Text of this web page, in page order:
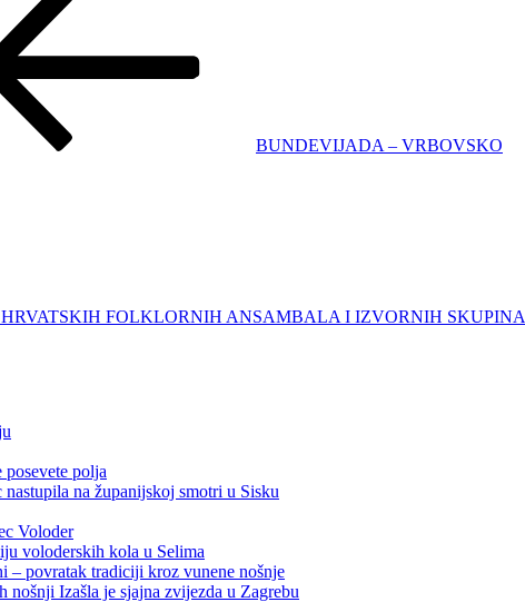
BUNDEVIJADA – VRBOVSKO
HRVATSKIH FOLKLORNIH ANSAMBALA I IZVORNIH SKUPINA
polja
na županijskoj smotri u Sisku
Voloder
voloderskih kola u Selima
– povratak tradiciji kroz vunene nošnje
nošnji Izašla je sjajna zvijezda u Zagrebu